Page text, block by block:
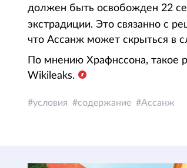
должен быть освобожден 22
экстрадиции. Это связанно с
что Ассанж может скрыться в
По мнению Храфнссона, такое
Wikileaks.
условия содержание Ассанж